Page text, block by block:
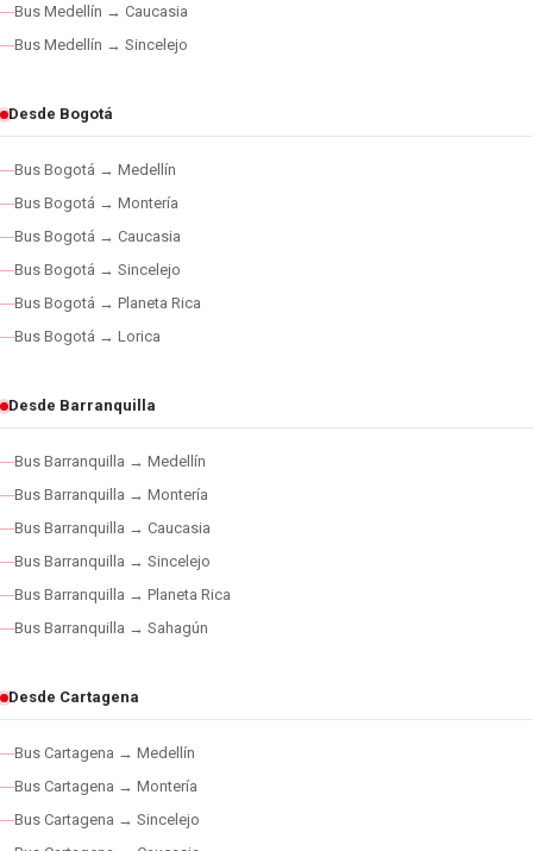
Bus Medellín → Caucasia
Bus Medellín → Sincelejo
Desde Bogotá
Bus Bogotá → Medellín
Bus Bogotá → Montería
Bus Bogotá → Caucasia
Bus Bogotá → Sincelejo
Bus Bogotá → Planeta Rica
Bus Bogotá → Lorica
Desde Barranquilla
Bus Barranquilla → Medellín
Bus Barranquilla → Montería
Bus Barranquilla → Caucasia
Bus Barranquilla → Sincelejo
Bus Barranquilla → Planeta Rica
Bus Barranquilla → Sahagún
Desde Cartagena
Bus Cartagena → Medellín
Bus Cartagena → Montería
Bus Cartagena → Sincelejo